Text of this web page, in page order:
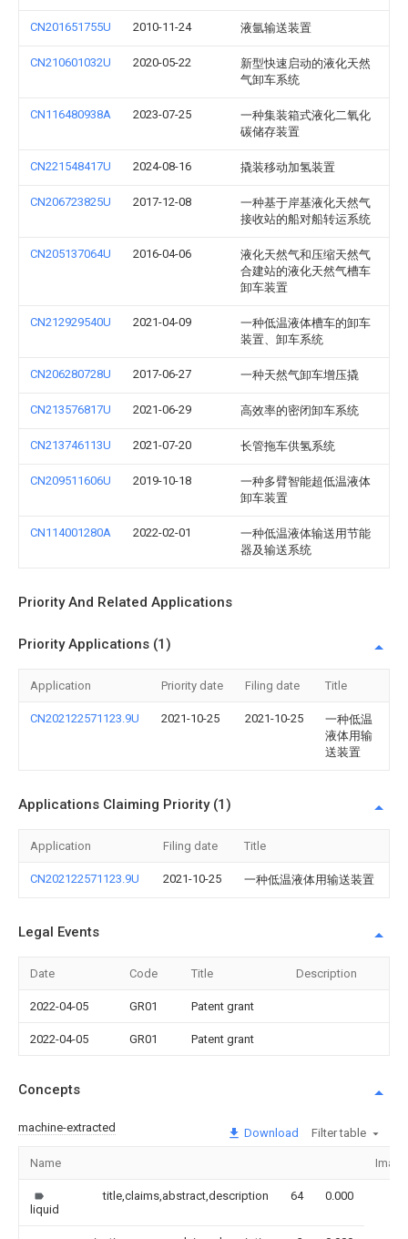
CN201651755U 2010-11-24 液氩输送装置
CN210601032U 2020-05-22
新型快速启动的液化天然
气卸车系统
CN116480938A 2023-07-25
一种集装箱式液化二氧化
碳储存装置
CN221548417U 2024-08-16 撬装移动加氢装置
CN206723825U 2017-12-08
一种基于岸基液化天然气
接收站的船对船转运系统
CN205137064U 2016-04-06
液化天然气和压缩天然气
合建站的液化天然气槽车
卸车装置
CN212929540U 2021-04-09
一种低温液体槽车的卸车
装置、卸车系统
CN206280728U 2017-06-27 一种天然气卸车增压撬
CN213576817U 2021-06-29 高效率的密闭卸车系统
CN213746113U 2021-07-20 长管拖车供氢系统
CN209511606U 2019-10-18
一种多臂智能超低温液体
卸车装置
CN114001280A 2022-02-01
一种低温液体输送用节能
器及输送系统
Priority And Related Applications
Priority Applications (1)
Application Priority date Filing date Title
CN202122571123.9U 2021-10-25 2021-10-25
一种低温
液体用输
送装置
Applications Claiming Priority (1)
Application Filing date Title
CN202122571123.9U 2021-10-25 一种低温液体用输送装置
Legal Events
Date Code Title Description
2022-04-05 GR01 Patent grant
2022-04-05 GR01 Patent grant
Concepts
machine-extracted Download Filter table
Name Image
liquid
title,claims,abstract,description 64 0.000